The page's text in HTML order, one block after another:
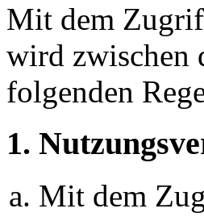
Mit dem
wird zwischen
folgenden
1.
Mit dem